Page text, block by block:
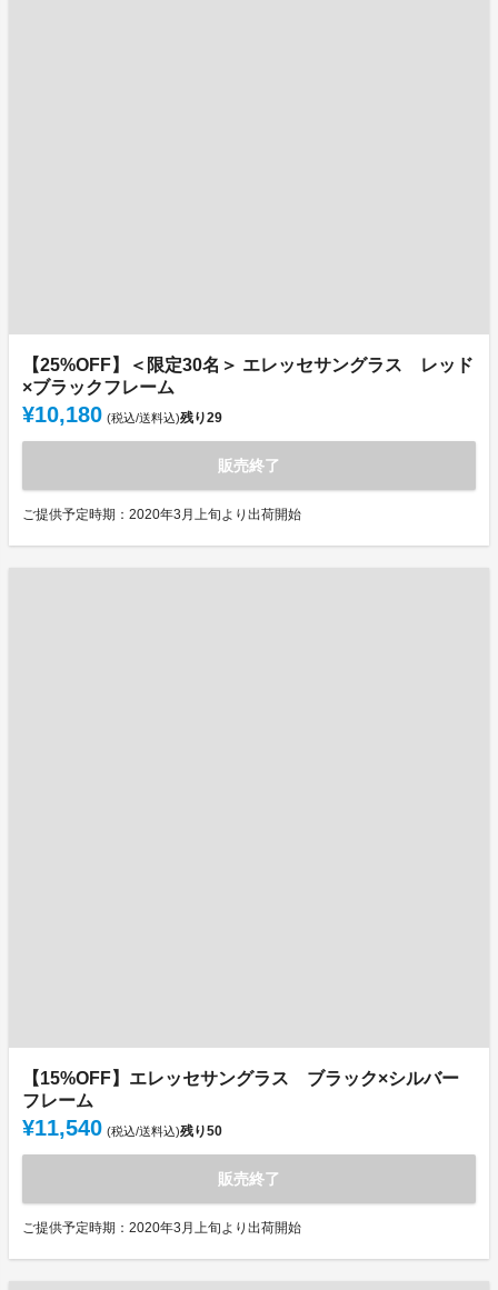
【25%OFF】＜限定30名＞ エレッセサングラス レッド
×ブラックフレーム
¥10,180 (税込/送料込)残り29
販売終了
ご提供予定時期：2020年3月上旬より出荷開始
【15%OFF】エレッセサングラス ブラック×シルバー
フレーム
¥11,540 (税込/送料込)残り50
販売終了
ご提供予定時期：2020年3月上旬より出荷開始